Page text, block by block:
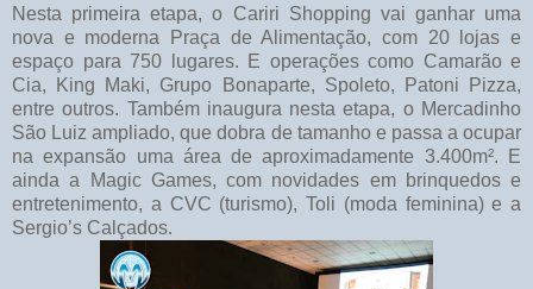
Nesta primeira etapa, o Cariri Shopping vai ganhar uma
nova e moderna Praça de Alimentação, com 20 lojas e
espaço para 750 lugares. E operações como Camarão e
Cia, King Maki, Grupo Bonaparte, Spoleto, Patoni Pizza,
entre outros. Também inaugura nesta etapa, o Mercadinho
São Luiz ampliado, que dobra de tamanho e passa a ocupar
na expansão uma área de aproximadamente 3.400m². E
ainda a Magic Games, com novidades em brinquedos e
entretenimento, a CVC (turismo), Toli (moda feminina) e a
Sergio’s Calçados.